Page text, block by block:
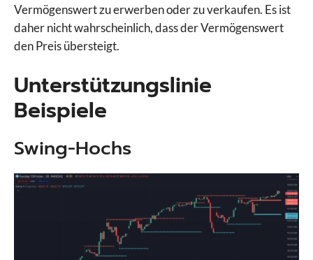
Vermögenswert zu erwerben oder zu verkaufen. Es ist
daher nicht wahrscheinlich, dass der Vermögenswert
den Preis übersteigt.
Unterstützungslinie
Beispiele
Swing-Hochs